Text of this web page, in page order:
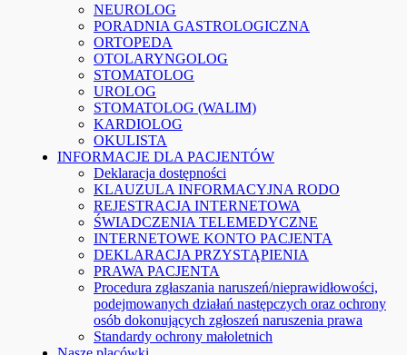
NEUROLOG
PORADNIA GASTROLOGICZNA
ORTOPEDA
OTOLARYNGOLOG
STOMATOLOG
UROLOG
STOMATOLOG (WALIM)
KARDIOLOG
OKULISTA
INFORMACJE DLA PACJENTÓW
Deklaracja dostępności
KLAUZULA INFORMACYJNA RODO
REJESTRACJA INTERNETOWA
ŚWIADCZENIA TELEMEDYCZNE
INTERNETOWE KONTO PACJENTA
DEKLARACJA PRZYSTĄPIENIA
PRAWA PACJENTA
Procedura zgłaszania naruszeń/nieprawidłowości,
podejmowanych działań następczych oraz ochrony
osób dokonujących zgłoszeń naruszenia prawa
Standardy ochrony małoletnich